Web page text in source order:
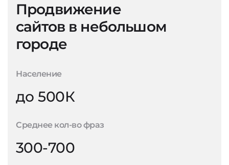
Продвижение
сайтов в небольшом
городе
Население
до 500К
Среднее кол-во фраз
300-700